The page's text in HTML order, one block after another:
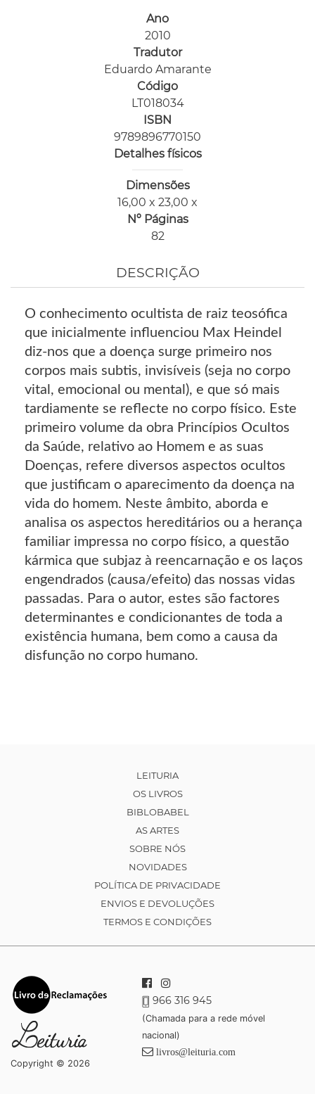
Ano
2010
Tradutor
Eduardo Amarante
Código
LT018034
ISBN
9789896770150
Detalhes físicos
Dimensões
16,00 x 23,00 x
Nº Páginas
82
DESCRIÇÃO
O conhecimento ocultista de raiz teosófica
que inicialmente influenciou Max Heindel
diz-nos que a doença surge primeiro nos
corpos mais subtis, invisíveis (seja no corpo
vital, emocional ou mental), e que só mais
tardiamente se reflecte no corpo físico. Este
primeiro volume da obra Princípios Ocultos
da Saúde, relativo ao Homem e as suas
Doenças, refere diversos aspectos ocultos
que justificam o aparecimento da doença na
vida do homem. Neste âmbito, aborda e
analisa os aspectos hereditários ou a herança
familiar impressa no corpo físico, a questão
kármica que subjaz à reencarnação e os laços
engendrados (causa/efeito) das nossas vidas
passadas. Para o autor, estes são factores
determinantes e condicionantes de toda a
existência humana, bem como a causa da
disfunção no corpo humano.
LEITURIA
OS LIVROS
BIBLOBABEL
AS ARTES
SOBRE NÓS
NOVIDADES
POLÍTICA DE PRIVACIDADE
ENVIOS E DEVOLUÇÕES
TERMOS E CONDIÇÕES
Copyright © 2026
966 316 945
(Chamada para a rede móvel
nacional)
livros@leituria.com